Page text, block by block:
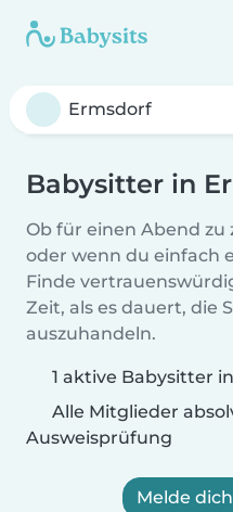
Babysitter in
Ob für einen Abend
oder wenn du einfach
Finde
Zeit, als es dauert, die
auszuhandeln.
1 aktive Babysitter
Alle Mitglieder
Ausweisprüfung
Melde